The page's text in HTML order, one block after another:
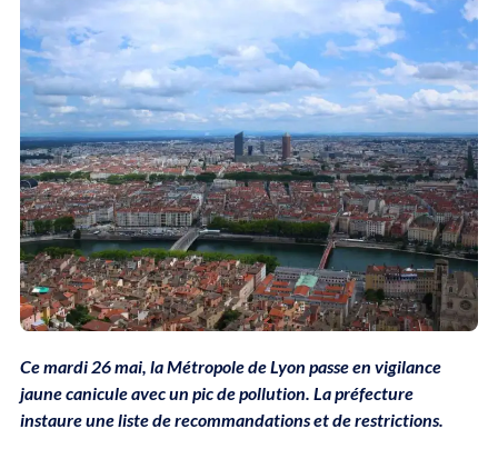
Ce mardi 26 mai, la Métropole de Lyon passe en vigilance
jaune canicule avec un pic de pollution. La préfecture
instaure une liste de recommandations et de restrictions.